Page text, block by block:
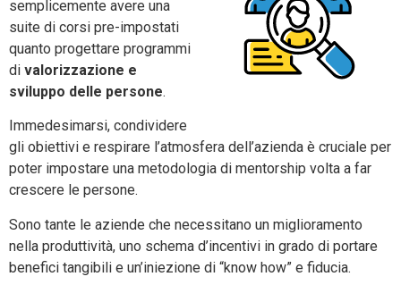
semplicemente avere una
suite di corsi pre-impostati
quanto progettare programmi
di valorizzazione e
sviluppo delle persone.
Immedesimarsi, condividere
gli obiettivi e respirare l’atmosfera dell’azienda è cruciale per
poter impostare una metodologia di mentorship volta a far
crescere le persone.
Sono tante le aziende che necessitano un miglioramento
nella produttività, uno schema d’incentivi in grado di portare
benefici tangibili e un’iniezione di “know how” e fiducia.